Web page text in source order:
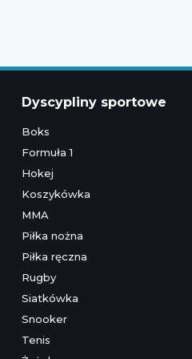
Dyscypliny sportowe
Boks
Formuła 1
Hokej
Koszykówka
MMA
Piłka nożna
Piłka ręczna
Rugby
Siatkówka
Snooker
Tenis